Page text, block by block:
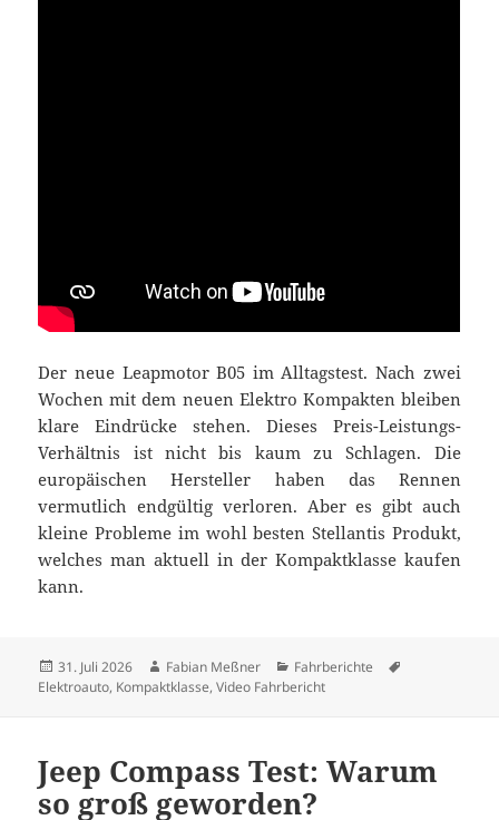
Der neue Leapmotor B05 im Alltagstest. Nach zwei
Wochen mit dem neuen Elektro Kompakten bleiben
klare Eindrücke stehen. Dieses Preis-Leistungs-
Verhältnis ist nicht bis kaum zu Schlagen. Die
europäischen Hersteller haben das Rennen
vermutlich endgültig verloren. Aber es gibt auch
kleine Probleme im wohl besten Stellantis Produkt,
welches man aktuell in der Kompaktklasse kaufen
kann.
Veröffentlicht
am
31. Juli 2026 Autor
Fabian Meßner Kategorien
Fahrberichte
Elektroauto, Kompaktklasse,Video Fahrbericht
Jeep Compass Test: Warum
so groß geworden?